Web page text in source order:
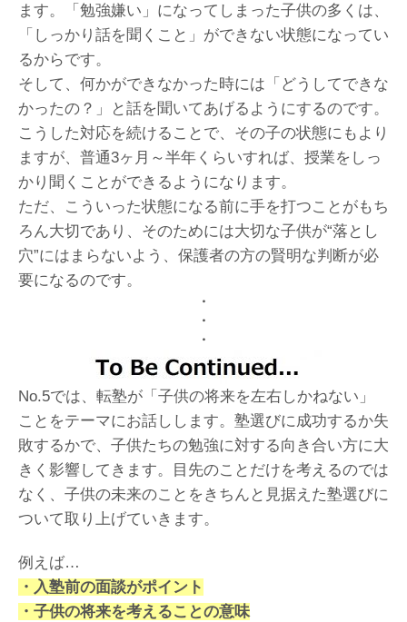
ます。「勉強嫌い」になってしまった子供の多くは、
「しっかり話を聞くこと」ができない状態になってい
るからです。
そして、何かができなかった時には「どうしてできな
かったの？」と話を聞いてあげるようにするのです。
こうした対応を続けることで、その子の状態にもより
ますが、普通3ヶ月～半年くらいすれば、授業をしっ
かり聞くことができるようになります。
ただ、こういった状態になる前に手を打つことがもち
ろん大切であり、そのためには大切な子供が“落とし
穴”にはまらないよう、保護者の方の賢明な判断が必
要になるのです。
・
・
・
No.5では、転塾が「子供の将来を左右しかねない」
ことをテーマにお話しします。塾選びに成功するか失
敗するかで、子供たちの勉強に対する向き合い方に大
きく影響してきます。目先のことだけを考えるのでは
なく、子供の未来のことをきちんと見据えた塾選びに
ついて取り上げていきます。
例えば…
・入塾前の面談がポイント
・子供の将来を考えることの意味